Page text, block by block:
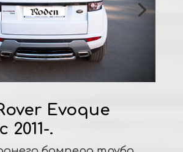
Evoque
2011-.